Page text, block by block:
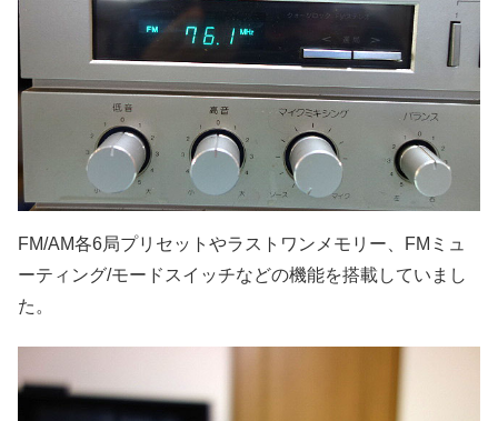
FM/AM各6局プリセットやラストワンメモリー、FMミュ
ーティング/モードスイッチなどの機能を搭載していまし
た。